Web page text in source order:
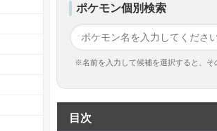
ポケモン個別検索
※名前を入力して候補を選択すると、そ
目次